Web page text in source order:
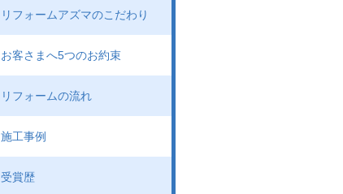
リフォームアズマのこだわり
お客さまへ5つのお約束
リフォームの流れ
施工事例
受賞歴